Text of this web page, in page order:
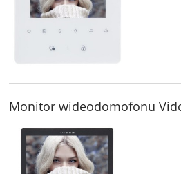
Monitor wideodomofonu